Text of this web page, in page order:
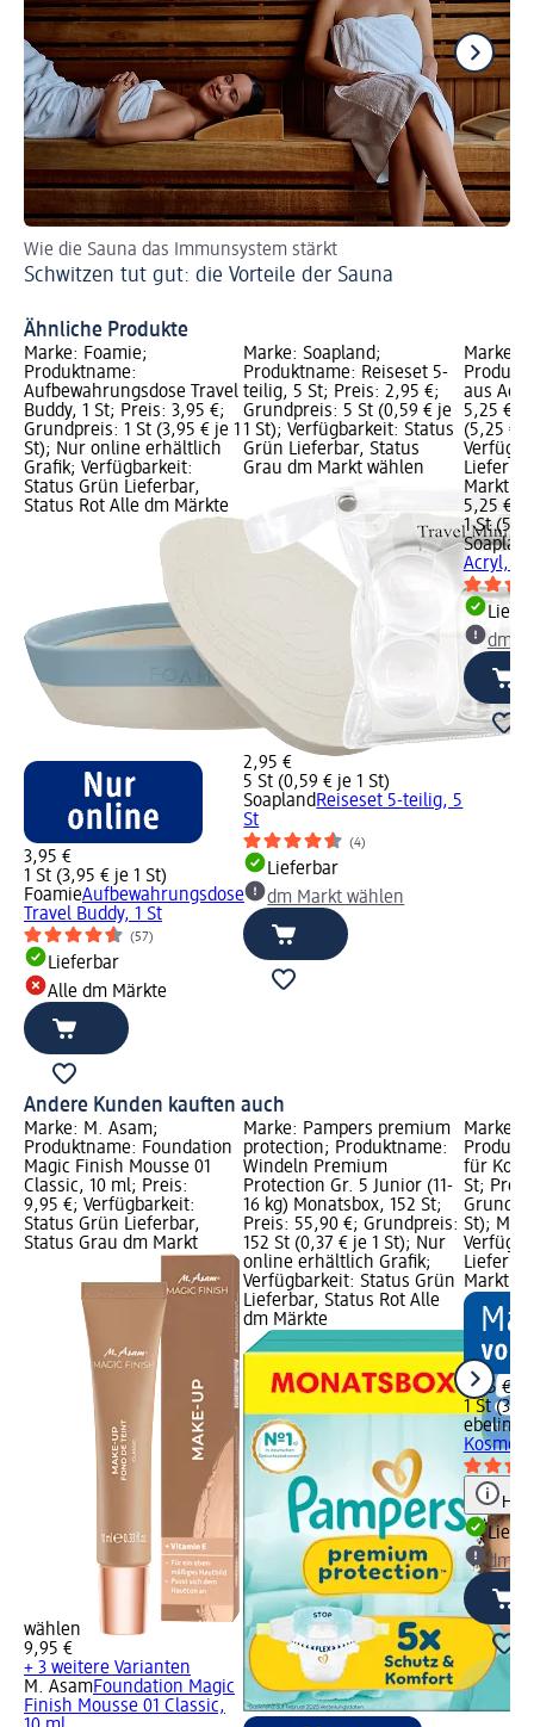
Wie die Sauna das Immunsystem stärkt
Schwitzen tut gut: die Vorteile der Sauna
Ähnliche Produkte
Marke: Foamie;
Produktname:
Aufbewahrungsdose Travel
Buddy, 1 St; Preis: 3,95 €;
Grundpreis: 1 St (3,95 € je 1
St); Nur online erhältlich
Grafik; Verfügbarkeit:
Status Grün Lieferbar,
Status Rot Alle dm Märkte
3,95 €
1 St (3,95 € je 1 St)
FoamieAufbewahrungsdose
Travel Buddy, 1 St
(57)
Lieferbar
Alle dm Märkte
Marke: Soapland;
Produktname: Reiseset 5-
teilig, 5 St; Preis: 2,95 €;
Grundpreis: 5 St (0,59 € je
1 St); Verfügbarkeit: Status
Grün Lieferbar, Status
Grau dm Markt wählen
2,95 €
5 St (0,59 € je 1 St)
SoaplandReiseset 5-teilig, 5
St
(4)
Lieferbar
dm Markt wählen
Marke:
aus
5,25 €;
(5,25 €
Markt
5,25 €
1 St
Acryl, 1
dm
Andere Kunden kauften auch
Marke: M. Asam;
Produktname: Foundation
Magic Finish Mousse 01
Classic, 10 ml; Preis:
9,95 €; Verfügbarkeit:
Status Grün Lieferbar,
Status Grau dm Markt
wählen
9,95 €
+ 3 weitere Varianten
M. AsamFoundation Magic
Finish Mousse 01 Classic,
Marke: Pampers premium
protection; Produktname:
Windeln Premium
Protection Gr. 5 Junior (11-
16 kg) Monatsbox, 152 St;
Preis: 55,90 €; Grundpreis:
152 St (0,37 € je 1 St); Nur
online erhältlich Grafik;
Verfügbarkeit: Status Grün
Lieferbar, Status Rot Alle
dm Märkte
Marke:
für
St;
St);
Markt
3,95 €
1 St
ebelin
dm